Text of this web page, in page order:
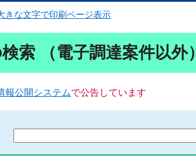
きな文字で印刷ページ表示
索 （電子調達案件以外）
報公開システムで公告しています